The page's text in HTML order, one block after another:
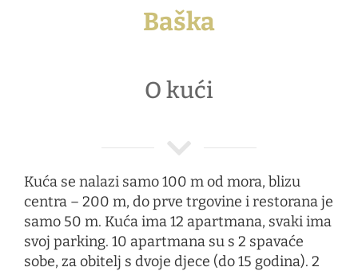
Baška
O kući
Kuća se nalazi samo 100 m od mora, blizu
centra – 200 m, do prve trgovine i restorana je
samo 50 m. Kuća ima 12 apartmana, svaki ima
svoj parking. 10 apartmana su s 2 spavaće
sobe, za obitelj s dvoje djece (do 15 godina). 2